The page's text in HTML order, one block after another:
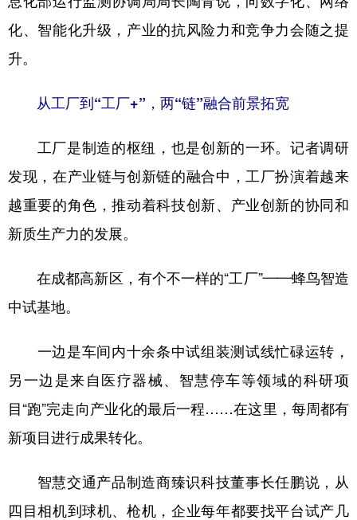
化、智能化升级，产业的抗风险力和竞争力会随之提
升。
从工厂到“工厂+”，两“链”融合前景拓宽
工厂是制造的枢纽，也是创新的一环。记者调研
发现，在产业链与创新链的融合中，工厂扮演着越来
越重要的角色，推动着科技创新、产业创新的协同和
新质生产力的发展。
在成都高新区，有个不一样的“工厂”——蜂鸟智造
中试基地。
一边是车间内十余条中试组装测试线忙碌运转，
另一边是来自医疗器械、智慧停车等领域的科研项
目“跑”完走向产业化的最后一程……在这里，每周都有
新项目进行成果转化。
智慧交通产品制造商臻识科技董事长任鹏说，从
四目相机到球机、枪机，企业每年都要找平台试产几